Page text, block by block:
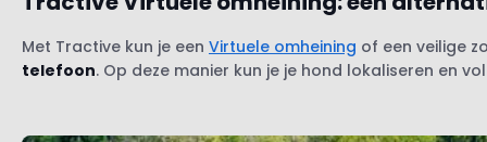
Met Tractive kun je een Virtuele omheining of een veilige
telefoon. Op deze manier kun je je hond lokaliseren en